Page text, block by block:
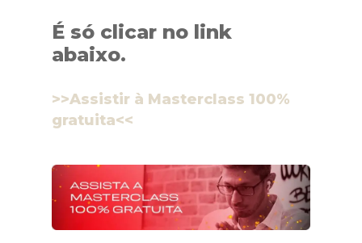
É só clicar no link
abaixo.
>>Assistir à Masterclass 100%
gratuita<<